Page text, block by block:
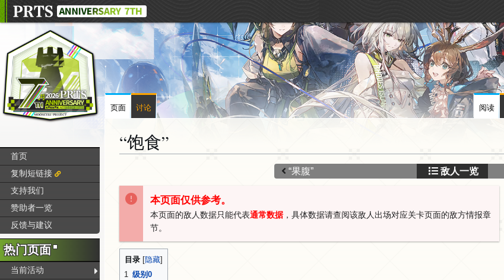
“饱食”
到
到
敌人一览
“果腹”
本页面仅供参考。
本页面的敌人数据只能代表通常数据，具体数据请查阅该敌人出场对应关卡页面的敌方情报章
节。
目录
1 级别0
页面 讨论 阅读
首页
复制短链接
支持我们
赞助者一览
反馈与建议
热门页面
当前活动